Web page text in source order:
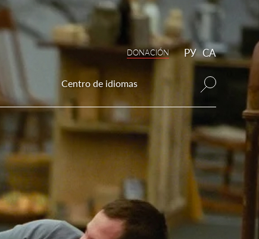
DONAСIÓN РУ CA
Centro de idiomas